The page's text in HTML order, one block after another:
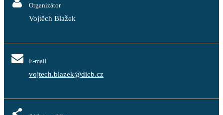
Organizátor
Vojtěch Blažek
E-mail
vojtech.blazek@dicb.cz